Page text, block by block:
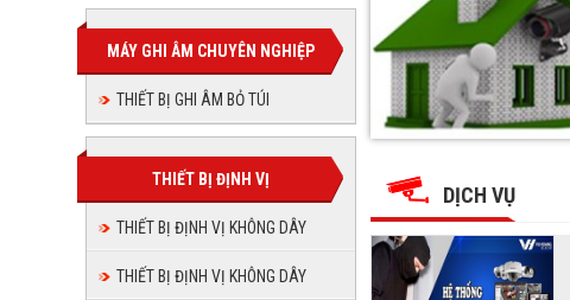
MÁY GHI ÂM CHUYÊN NGHIỆP
THIẾT BỊ GHI ÂM BỎ TÚI
THIẾT BỊ ĐỊNH VỊ
THIẾT BỊ ĐỊNH VỊ KHÔNG DÂY
THIẾT BỊ ĐỊNH VỊ KHÔNG DÂY
THUẬN
PHÁT
JSC
THUẬN
PHÁT
JSC
THUẬN
PHÁT
JSC
THUẬN
PHÁT
JSC
THUẬN
JSC
THUẬN
JSC
DỊCH VỤ